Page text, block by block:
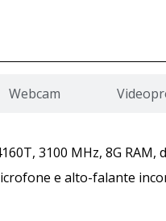
Webcam
3100 MHz, 8G
e alto-falante